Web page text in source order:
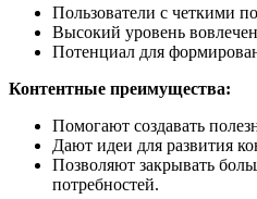
Пользователи с четкими
Высокий уровень
Потенциал для
Контентные преимущества:
Помогают создавать
Дают идеи для развития
Позволяют закрывать
потребностей.